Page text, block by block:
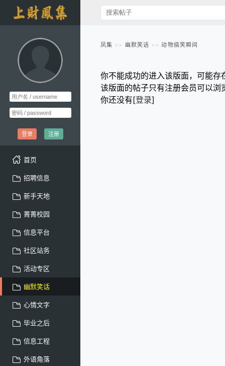
登录 注册
首页
招聘信息
新手天地
菁菁校园
信息平台
社区站务
活动专区
幽默笑话
心情文字
毕业之后
信息工程
外语角落
凤集 幽默笑话 动物搞笑瞬间
你不能成功的进入该版面，可能存
该版面的帖子只有注册会员可以浏
你还没有[登录]